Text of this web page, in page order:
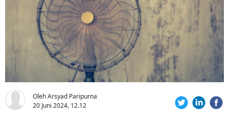
Oleh Arsyad Paripurna
20 Juni 2024, 12.12